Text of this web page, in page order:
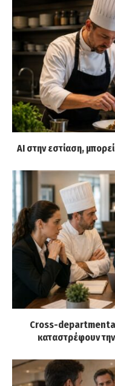
AI στην εστίαση,
Cross-
καταστρέφουν